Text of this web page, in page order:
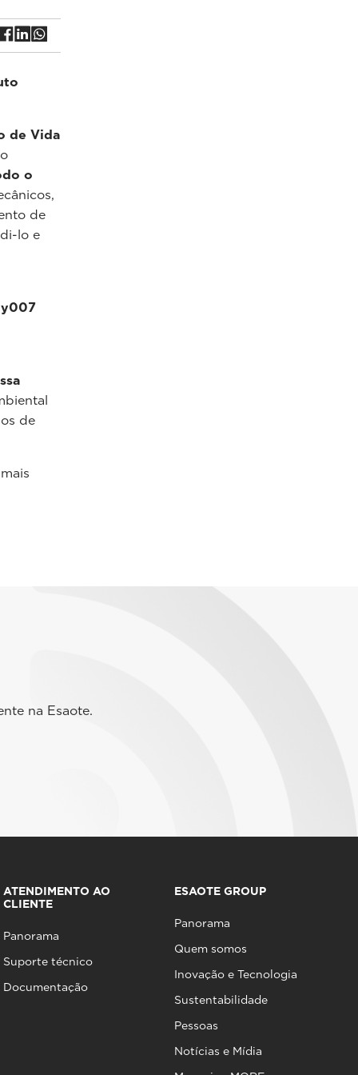
de Vida
o
de
lo e
de
na Esaote.
ATENDIMENTO AO
CLIENTE
Panorama
Suporte técnico
Documentação
ESAOTE GROUP
Panorama
Quem somos
Inovação e Tecnologia
Sustentabilidade
Pessoas
Notícias e Mídia